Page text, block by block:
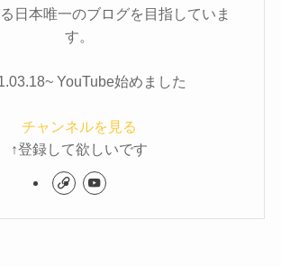
日本唯一のブログを目指していま
す。
YouTube始めました
チャンネルを見る
↑登録して欲しいです